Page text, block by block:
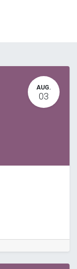
AUG.
03